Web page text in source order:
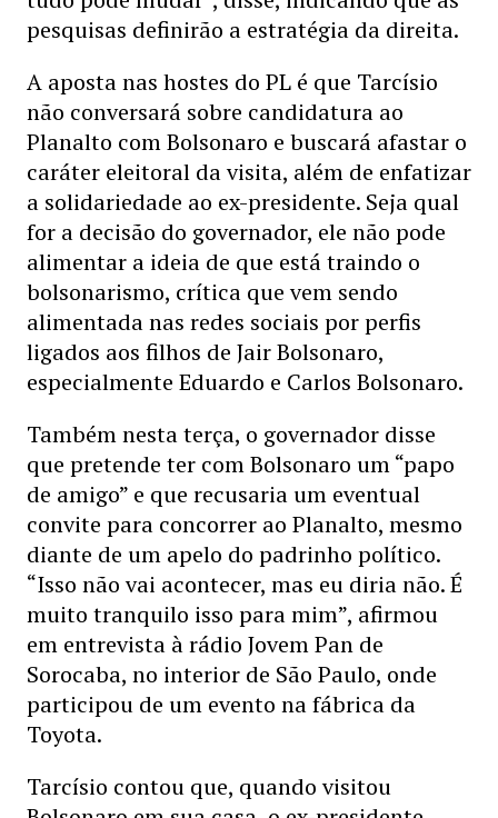
pesquisas definirão a estratégia da direita.
A aposta nas hostes do PL é que Tarcísio
não conversará sobre candidatura ao
Planalto com Bolsonaro e buscará afastar o
caráter eleitoral da visita, além de enfatizar
a solidariedade ao ex-presidente. Seja qual
for a decisão do governador, ele não pode
alimentar a ideia de que está traindo o
bolsonarismo, crítica que vem sendo
alimentada nas redes sociais por perfis
ligados aos filhos de Jair Bolsonaro,
especialmente Eduardo e Carlos Bolsonaro.
Também nesta terça, o governador disse
que pretende ter com Bolsonaro um “papo
de amigo” e que recusaria um eventual
convite para concorrer ao Planalto, mesmo
diante de um apelo do padrinho político.
“Isso não vai acontecer, mas eu diria não. É
muito tranquilo isso para mim”, afirmou
em entrevista à rádio Jovem Pan de
Sorocaba, no interior de São Paulo, onde
participou de um evento na fábrica da
Toyota.
Tarcísio contou que, quando visitou